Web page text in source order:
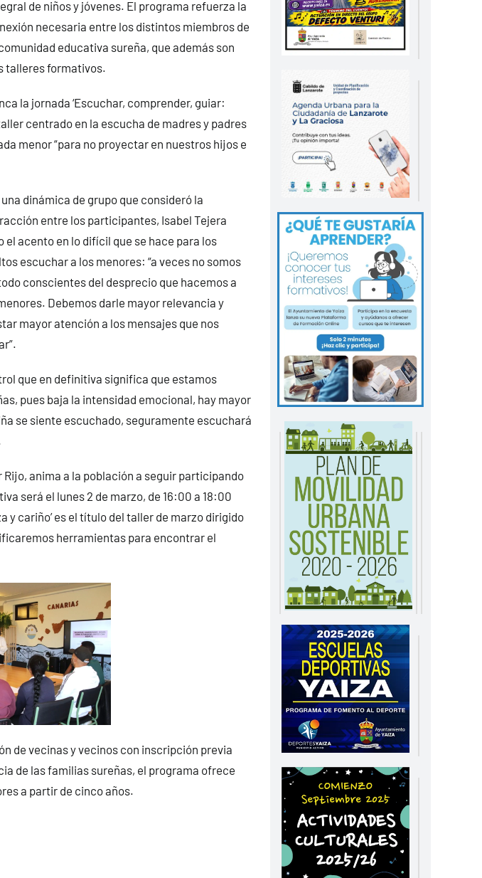
de niños y jóvenes. El programa refuerza la
necesaria entre los distintos miembros de
educativa sureña, que además son
talleres formativos.
la jornada ‘Escuchar, comprender, guiar:
centrado en la escucha de madres y padres
menor “para no proyectar en nuestros hijos e
una dinámica de grupo que consideró la
entre los participantes, Isabel Tejera
el acento en lo difícil que se hace para los
escuchar a los menores: “a veces no somos
conscientes del desprecio que hacemos a
Debemos darle mayor relevancia y
mayor atención a los mensajes que nos
que en definitiva significa que estamos
pues baja la intensidad emocional, hay mayor
se siente escuchado, seguramente escuchará
anima a la población a seguir participando
será el lunes 2 de marzo, de 16:00 a 18:00
y cariño’ es el título del taller de marzo dirigido
herramientas para encontrar el
de vecinas y vecinos con inscripción previa
de las familias sureñas, el programa ofrece
a partir de cinco años.